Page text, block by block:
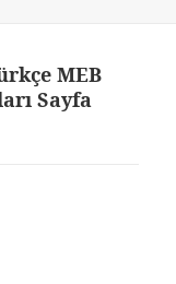
MEB
Sayfa